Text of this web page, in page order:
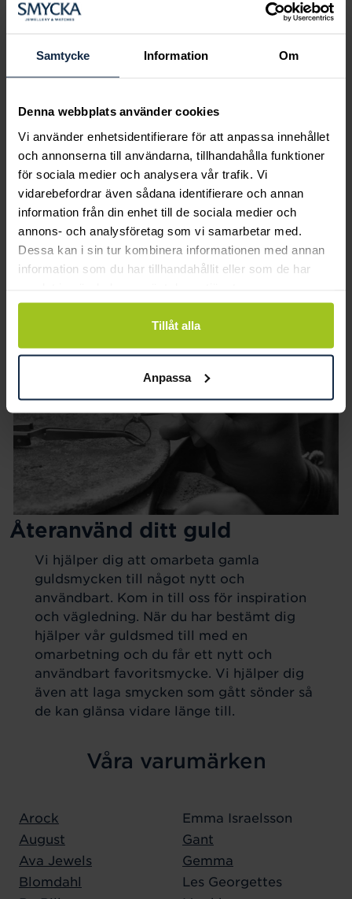
Samtycke Information Om
Denna webbplats använder cookies
Vi använder enhetsidentifierare för att anpassa innehållet
och annonserna till användarna, tillhandahålla funktioner
för sociala medier och analysera vår trafik. Vi
vidarebefordrar även sådana identifierare och annan
information från din enhet till de sociala medier och
annons- och analysföretag som vi samarbetar med.
Dessa kan i sin tur kombinera informationen med annan
information som du har tillhandahållit eller som de har
Tillåt alla
Anpassa
drömring för varje tillfälle i livet. Bokar du
perfekt för just din stil och smak.
Återanvänd ditt guld
Vi hjälper dig att omarbeta gamla
guldsmycken till något nytt och
användbart. Kom in till oss för inspiration
och vägledning. När du har bestämt dig
hjälper vår guldsmed till med en
omarbetning och du får ett nytt och
användbart favoritsmycke. Vi hjälper dig
även att laga smycken som gått sönder så
de kan glänsa vidare länge till.
Våra varumärken
Arock
August
Ava Jewels
Blomdahl
Emma Israelsson
Gant
Gemma
Les Georgettes